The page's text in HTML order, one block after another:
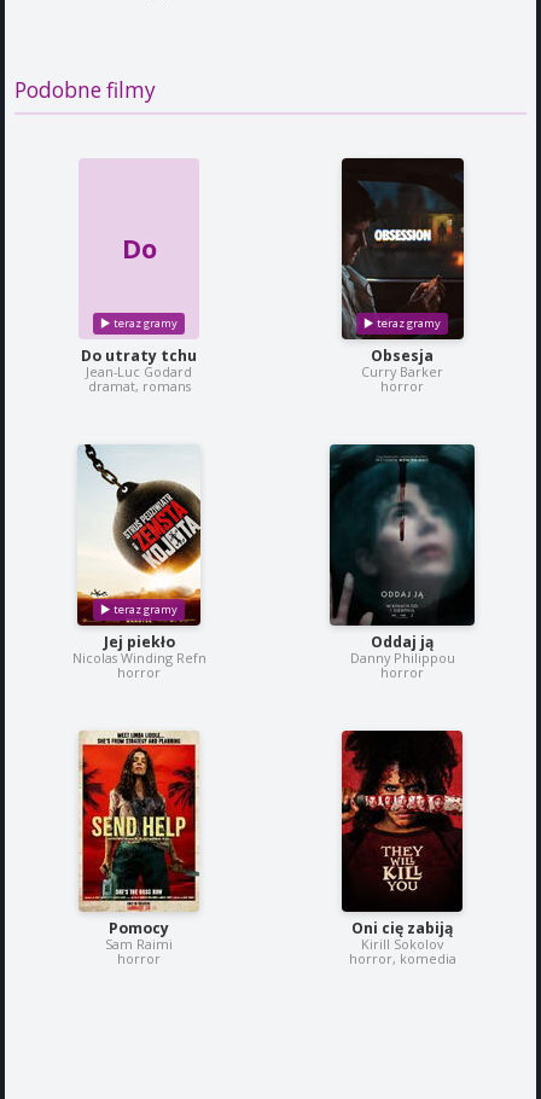
Podobne filmy
Do
Do utraty tchu
Jean-Luc Godard
dramat, romans
Obsesja
Curry Barker
horror
Jej piekło
Nicolas Winding Refn
horror
Oddaj ją
Danny Philippou
horror
Pomocy
Sam Raimi
horror
Oni cię zabiją
Kirill Sokolov
horror, komedia